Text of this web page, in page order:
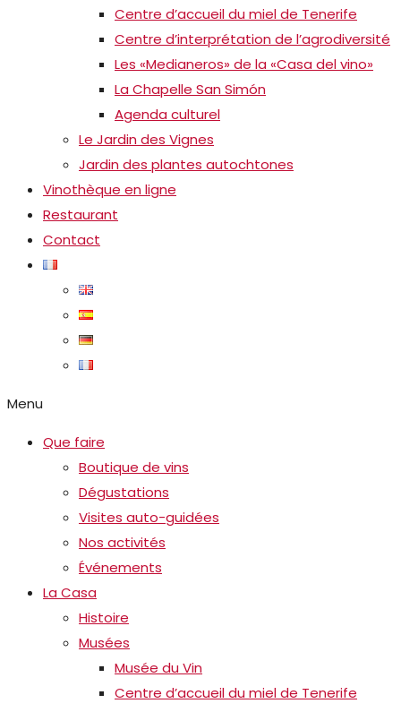
Centre d’accueil du miel de Tenerife
Centre d’interprétation de l’agrodiversité
Les «Medianeros» de la «Casa del vino»
La Chapelle San Simón
Agenda culturel
Le Jardin des Vignes
Jardin des plantes autochtones
Vinothèque en ligne
Restaurant
Contact
Menu
Que faire
Boutique de vins
Dégustations
Visites auto-guidées
Nos activités
Événements
La Casa
Histoire
Musées
Musée du Vin
Centre d’accueil du miel de Tenerife